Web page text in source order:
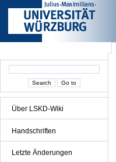
Über LSKD-Wiki
Handschriften
Letzte Änderungen